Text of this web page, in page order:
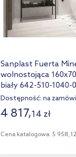
Sanplast Fuerta
wolnostojąca
biały 642-510-1040-
Dostępność: na
4 817,14 zł
Cena katalogowa: 5 958,12